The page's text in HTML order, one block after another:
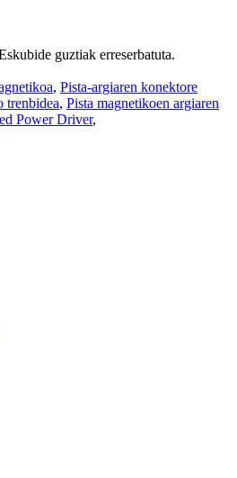
guztiak erreserbatuta.
, Pista-argiaren konektore
trenbidea, Pista magnetikoen argiaren
Power Driver,